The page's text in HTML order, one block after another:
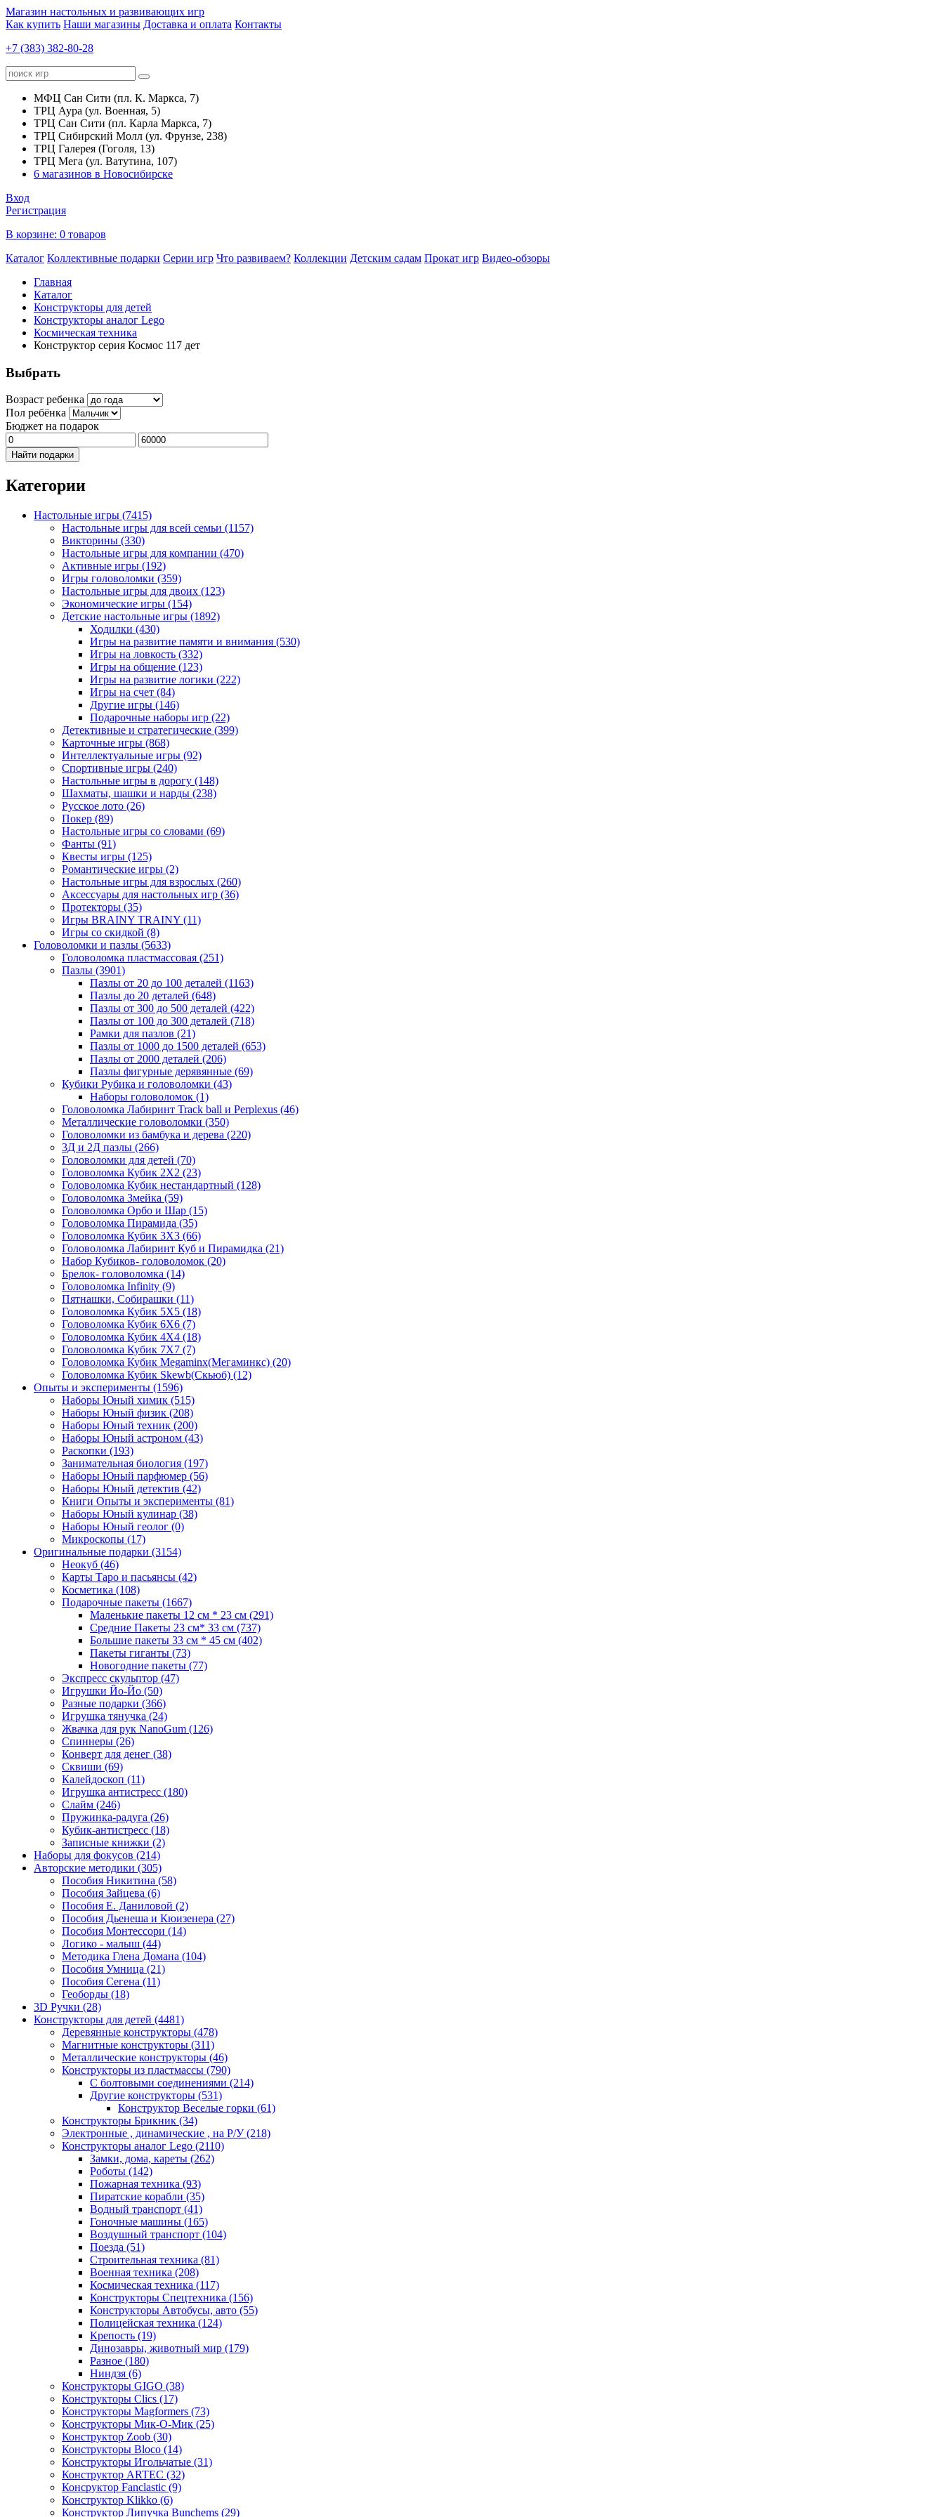
Магазин настольных и развивающих игр
Как купить Наши магазины Доставка и оплата Контакты
+7 (383) 382-80-28
МФЦ Сан Сити (пл. К. Маркса, 7)
ТРЦ Аура (ул. Военная, 5)
ТРЦ Сан Сити (пл. Карла Маркса, 7)
ТРЦ Сибирский Молл (ул. Фрунзе, 238)
ТРЦ Галерея (Гоголя, 13)
ТРЦ Мега (ул. Ватутина, 107)
6 магазинов в Новосибирске
Вход
Регистрация
В корзине: 0 товаров
Каталог Коллективные подарки Серии игр Что развиваем? Коллекции Детским садам Прокат игр Видео-обзоры
Главная
Каталог
Конструкторы для детей
Конструкторы аналог Lego
Космическая техника
Конструктор серия Космос 117 дет
Выбрать
Возраст ребенка
Пол ребёнка
Бюджет на подарок
Найти подарки
Категории
Настольные игры (7415)
Настольные игры для всей семьи (1157)
Викторины (330)
Настольные игры для компании (470)
Активные игры (192)
Игры головоломки (359)
Настольные игры для двоих (123)
Экономические игры (154)
Детские настольные игры (1892)
Ходилки (430)
Игры на развитие памяти и внимания (530)
Игры на ловкость (332)
Игры на общение (123)
Игры на развитие логики (222)
Игры на счет (84)
Другие игры (146)
Подарочные наборы игр (22)
Детективные и стратегические (399)
Карточные игры (868)
Интеллектуальные игры (92)
Спортивные игры (240)
Настольные игры в дорогу (148)
Шахматы, шашки и нарды (238)
Русское лото (26)
Покер (89)
Настольные игры со словами (69)
Фанты (91)
Квесты игры (125)
Романтические игры (2)
Настольные игры для взрослых (260)
Аксессуары для настольных игр (36)
Протекторы (35)
Игры BRAINY TRAINY (11)
Игры со скидкой (8)
Головоломки и пазлы (5633)
Головоломка пластмассовая (251)
Пазлы (3901)
Пазлы от 20 до 100 деталей (1163)
Пазлы до 20 деталей (648)
Пазлы от 300 до 500 деталей (422)
Пазлы от 100 до 300 деталей (718)
Рамки для пазлов (21)
Пазлы от 1000 до 1500 деталей (653)
Пазлы от 2000 деталей (206)
Пазлы фигурные дерявянные (69)
Кубики Рубика и головоломки (43)
Наборы головоломок (1)
Головоломка Лабиринт Track ball и Perplexus (46)
Металлические головоломки (350)
Головоломки из бамбука и дерева (220)
3Д и 2Д пазлы (266)
Головоломки для детей (70)
Головоломка Кубик 2Х2 (23)
Головоломка Кубик нестандартный (128)
Головоломка Змейка (59)
Головоломка Орбо и Шар (15)
Головоломка Пирамида (35)
Головоломка Кубик 3Х3 (66)
Головоломка Лабиринт Куб и Пирамидка (21)
Набор Кубиков- головоломок (20)
Брелок- головоломка (14)
Головоломка Infinity (9)
Пятнашки, Собирашки (11)
Головоломка Кубик 5Х5 (18)
Головоломка Кубик 6Х6 (7)
Головоломка Кубик 4Х4 (18)
Головоломка Кубик 7Х7 (7)
Головоломка Кубик Megaminx(Мегаминкс) (20)
Головоломка Кубик Skewb(Скьюб) (12)
Опыты и эксперименты (1596)
Наборы Юный химик (515)
Наборы Юный физик (208)
Наборы Юный техник (200)
Наборы Юный астроном (43)
Раскопки (193)
Занимательная биология (197)
Наборы Юный парфюмер (56)
Наборы Юный детектив (42)
Книги Опыты и эксперименты (81)
Наборы Юный кулинар (38)
Наборы Юный геолог (0)
Микроскопы (17)
Оригинальные подарки (3154)
Неокуб (46)
Карты Таро и пасьянсы (42)
Косметика (108)
Подарочные пакеты (1667)
Маленькие пакеты 12 см * 23 см (291)
Средние Пакеты 23 см* 33 см (737)
Большие пакеты 33 см * 45 см (402)
Пакеты гиганты (73)
Новогодние пакеты (77)
Экспресс скульптор (47)
Игрушки Йо-Йо (50)
Разные подарки (366)
Игрушка тянучка (24)
Жвачка для рук NanoGum (126)
Спиннеры (26)
Конверт для денег (38)
Сквиши (69)
Калейдоскоп (11)
Игрушка антистресс (180)
Слайм (246)
Пружинка-радуга (26)
Кубик-антистресс (18)
Записные книжки (2)
Наборы для фокусов (214)
Авторские методики (305)
Пособия Никитина (58)
Пособия Зайцева (6)
Пособия Е. Даниловой (2)
Пособия Дьенеша и Кюизенера (27)
Пособия Монтессори (14)
Логико - малыш (44)
Методика Глена Домана (104)
Пособия Умница (21)
Пособия Сегена (11)
Геоборды (18)
3D Ручки (28)
Конструкторы для детей (4481)
Деревянные конструкторы (478)
Магнитные конструкторы (311)
Металлические конструкторы (46)
Конструкторы из пластмассы (790)
С болтовыми соединениями (214)
Другие конструкторы (531)
Конструктор Веселые горки (61)
Конструкторы Брикник (34)
Электронные , динамические , на Р/У(218)
Конструкторы аналог Lego (2110)
Замки, дома, кареты (262)
Роботы (142)
Пожарная техника (93)
Пиратские корабли (35)
Водный транспорт (41)
Гоночные машины (165)
Воздушный транспорт (104)
Поезда (51)
Строительная техника (81)
Военная техника (208)
Космическая техника (117)
Конструкторы Спецтехника (156)
Конструкторы Автобусы, авто (55)
Полицейская техника (124)
Крепость (19)
Динозавры, животный мир (179)
Разное (180)
Ниндзя (6)
Конструкторы GIGO (38)
Конструкторы Clics (17)
Конструкторы Magformers (73)
Конструкторы Мик-О-Мик (25)
Конструктор Zoob (30)
Конструкторы Bloco (14)
Конструкторы Игольчатые (31)
Конструктор ARTEC (32)
Консруктор Fanclastic (9)
Конструктор Klikko (6)
Конструктор Липучка Bunchems (29)